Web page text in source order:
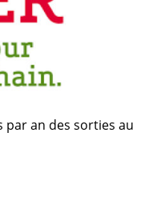
par an des sorties au